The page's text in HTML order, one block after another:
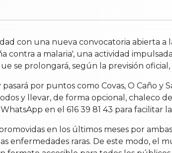
con una nueva convocatoria abierta a
contra a malaria', una actividad
se prolongará, según la previsión
por puntos como Covas, O Caño y
y llevar, de forma opcional, chaleco
en el 616 39 81 43 para facilitar
en los últimos meses por
enfermedades raras. De este modo, el